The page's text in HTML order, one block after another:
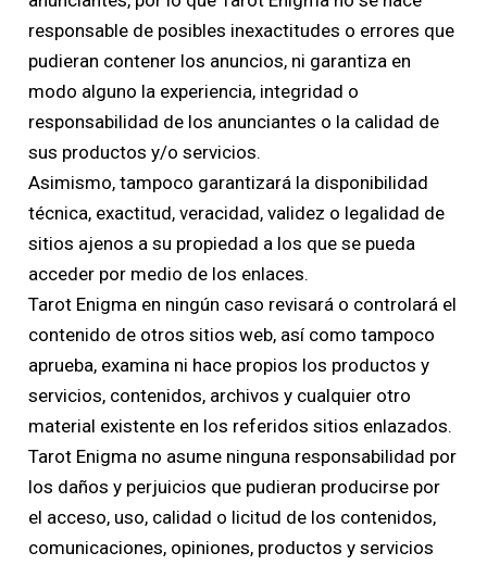
responsable de posibles inexactitudes o errores que
pudieran contener los anuncios, ni garantiza en
modo alguno la experiencia, integridad o
responsabilidad de los anunciantes o la calidad de
sus productos y/o servicios.
Asimismo, tampoco garantizará la disponibilidad
técnica, exactitud, veracidad, validez o legalidad de
sitios ajenos a su propiedad a los que se pueda
acceder por medio de los enlaces.
Tarot Enigma en ningún caso revisará o controlará el
contenido de otros sitios web, así como tampoco
aprueba, examina ni hace propios los productos y
servicios, contenidos, archivos y cualquier otro
material existente en los referidos sitios enlazados.
Tarot Enigma no asume ninguna responsabilidad por
los daños y perjuicios que pudieran producirse por
el acceso, uso, calidad o licitud de los contenidos,
comunicaciones, opiniones, productos y servicios